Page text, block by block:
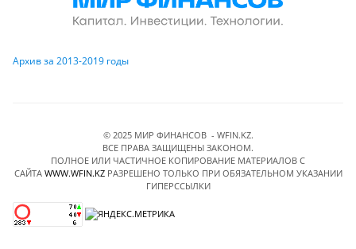
Архив за 2013-2019 годы
© 2025 МИР ФИНАНСОВ - WFIN.KZ.
ВСЕ ПРАВА ЗАЩИЩЕНЫ ЗАКОНОМ.
ПОЛНОЕ ИЛИ ЧАСТИЧНОЕ КОПИРОВАНИЕ МАТЕРИАЛОВ C
САЙТА WWW.WFIN.KZРАЗРЕШЕНО ТОЛЬКО ПРИ ОБЯЗАТЕЛЬНОМ УКАЗАНИИ
ГИПЕРССЫЛКИ